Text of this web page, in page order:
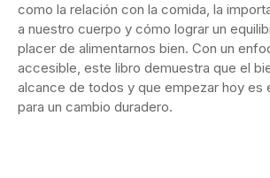
como la relación con la comida, la
a nuestro cuerpo y cómo lograr un
placer de alimentarnos bien. Con un
accesible, este libro demuestra que el
alcance de todos y que empezar hoy es
para un cambio duradero.